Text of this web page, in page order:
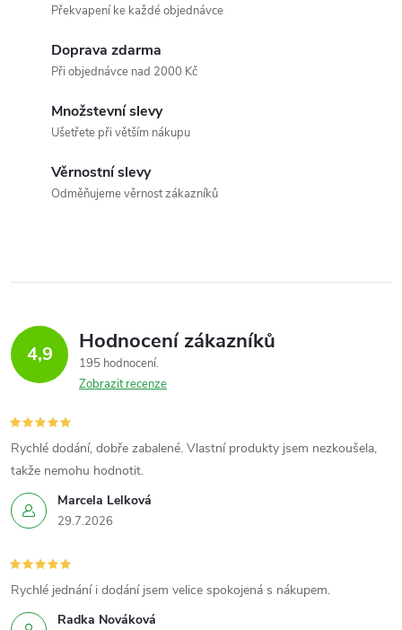
ý
p
i
s
u
Překvapení ke každé objednávce
Doprava zdarma
Při objednávce nad 2000 Kč
Množstevní slevy
Ušetřete při větším nákupu
Věrnostní slevy
Odměňujeme věrnost zákazníků
4,9 Hodnocení zákazníků
195 hodnocení
Zobrazit recenze
Marcela Lelková
29.7.2026
Rychlé dodání, dobře zabalené. Vlastní produkty jsem nezkoušela,
takže nemohu hodnotit.
Radka Nováková
Rychlé jednání i dodání jsem velice spokojená s nákupem.